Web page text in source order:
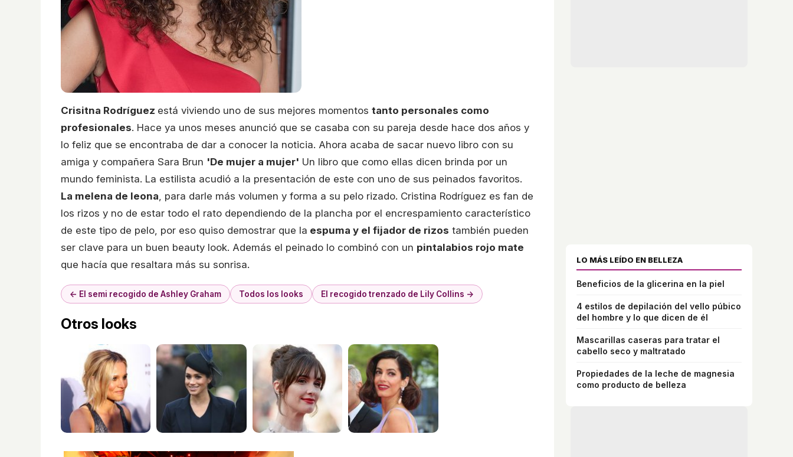
Crisitna Rodríguez está viviendo uno de sus mejores momentos tanto personales como
profesionales. Hace ya unos meses anunció que se casaba con su pareja desde hace dos años y
lo feliz que se encontraba de dar a conocer la noticia. Ahora acaba de sacar nuevo libro con su
amiga y compañera Sara Brun 'De mujer a mujer' Un libro que como ellas dicen brinda por un
mundo feminista. La estilista acudió a la presentación de este con uno de sus peinados favoritos.
La melena de leona, para darle más volumen y forma a su pelo rizado. Cristina Rodríguez es fan de
los rizos y no de estar todo el rato dependiendo de la plancha por el encrespamiento característico
de este tipo de pelo, por eso quiso demostrar que la espuma y el fijador de rizos también pueden
ser clave para un buen beauty look. Además el peinado lo combinó con un pintalabios rojo mate
que hacía que resaltara más su sonrisa.
← El semi recogido de Ashley Graham Todos los looks El recogido trenzado de Lily Collins →
Otros looks
LO MÁS LEÍDO EN BELLEZA
Beneficios de la glicerina en la piel
4 estilos de depilación del vello púbico
del hombre y lo que dicen de él
Mascarillas caseras para tratar el
cabello seco y maltratado
Propiedades de la leche de magnesia
como producto de belleza